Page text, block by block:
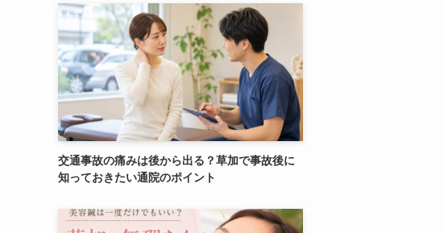
交通事故の痛みは後から出る？草加で事故後に
知っておきたい通院のポイント